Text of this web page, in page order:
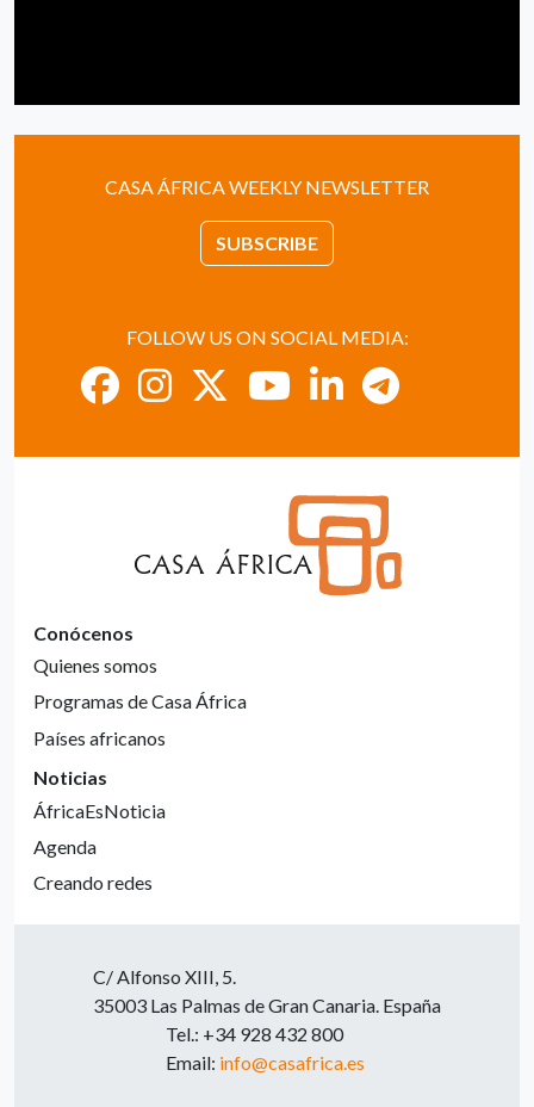
CASA ÁFRICA WEEKLY NEWSLETTER
SUBSCRIBE
FOLLOW US ON SOCIAL MEDIA:
Conócenos
Quienes somos
Programas de Casa África
Países africanos
Noticias
ÁfricaEsNoticia
Agenda
Creando redes
C/ Alfonso XIII, 5.
35003 Las Palmas de Gran Canaria. España
Tel.: +34 928 432 800
Email: info@casafrica.es